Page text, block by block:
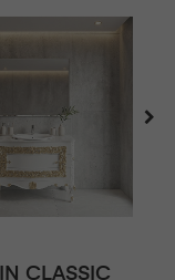
CLASSIC